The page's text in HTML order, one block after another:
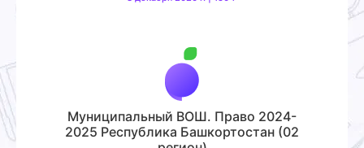
Муниципальный ВОШ. Право 2024-
2025 Республика Башкортостан (02